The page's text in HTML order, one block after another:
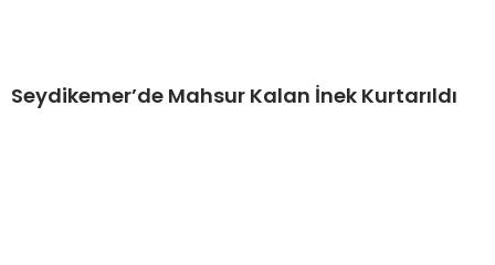
Seydikemer’de Mahsur Kalan İnek Kurtarıldı